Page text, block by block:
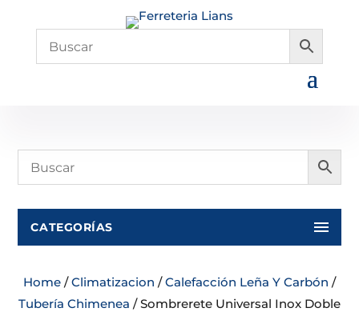
CATEGORÍAS
Home /Climatizacion /Calefacción Leña Y Carbón /
Tubería Chimenea / Sombrerete Universal Inox Doble